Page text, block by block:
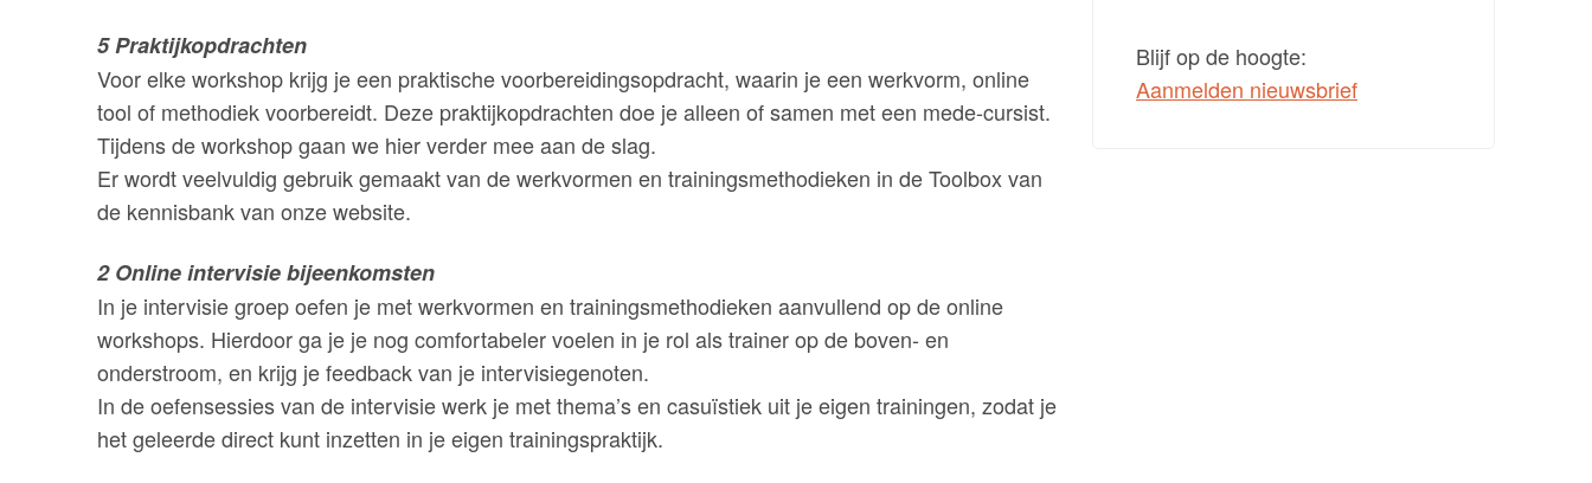
5 Praktijkopdrachten
Voor elke workshop krijg je een praktische voorbereidingsopdracht, waarin je een werkvorm, online
tool of methodiek voorbereidt. Deze praktijkopdrachten doe je alleen of samen met een mede-cursist.
Tijdens de workshop gaan we hier verder mee aan de slag.
Er wordt veelvuldig gebruik gemaakt van de werkvormen en trainingsmethodieken in de Toolbox van
de kennisbank van onze website.
2 Online intervisie bijeenkomsten
In je intervisie groep oefen je met werkvormen en trainingsmethodieken aanvullend op de online
workshops. Hierdoor ga je je nog comfortabeler voelen in je rol als trainer op de boven- en
onderstroom, en krijg je feedback van je intervisiegenoten.
In de oefensessies van de intervisie werk je met thema’s en casuïstiek uit je eigen trainingen, zodat je
het geleerde direct kunt inzetten in je eigen trainingspraktijk.
Blijf op de hoogte:
Aanmelden nieuwsbrief